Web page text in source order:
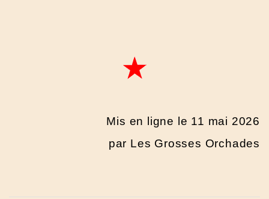
Mis en ligne le 11 mai 2026
par Les Grosses Orchades